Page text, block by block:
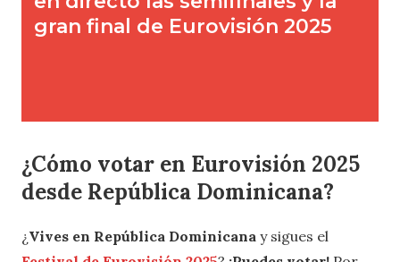
¿Cómo votar en Eurovisión 2025
desde República Dominicana?
¿Vives en República Dominicana y sigues el